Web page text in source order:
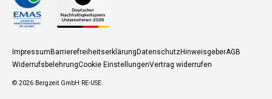
ImpressumBarrierefreiheitserklärungDatenschutzHinweisgeberAGB
WiderrufsbelehrungCookie EinstellungenVertrag widerrufen
© 2026 Bergzeit GmbH RE-USE.